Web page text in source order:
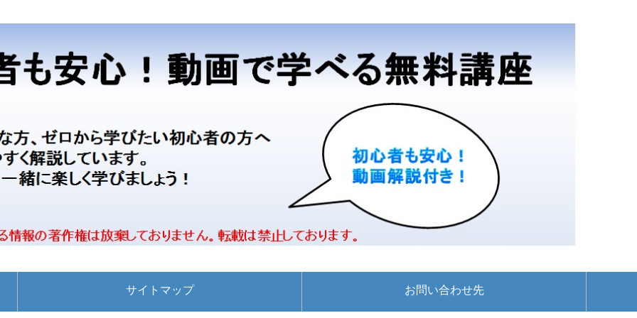
サイトマップ お問い合わせ先